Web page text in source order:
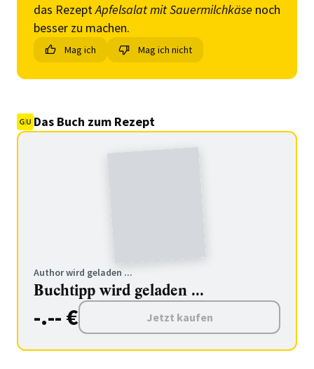
das RezeptApfelsalat mit Sauermilchkäse noch
besser zu machen.
Mag ich Mag ich nicht
Das Buch zum Rezept
Author wird geladen ...
Buchtipp wird geladen ...
-.-- € Jetzt kaufen